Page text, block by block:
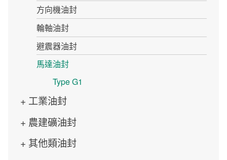
方向機油封
輪軸油封
避震器油封
馬達油封
Type G1
工業油封
農建礦油封
其他類油封